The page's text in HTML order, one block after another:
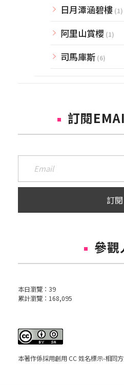
日月潭涵碧樓 (1)
阿里山賞櫻 (1)
司馬庫斯 (6)
訂閱
參觀
本日瀏覽： 39
累計瀏覽： 168,095
本著作係採用創用 CC 姓名標示-相同